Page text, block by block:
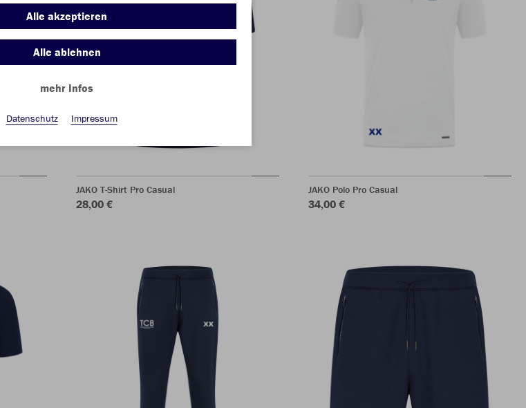
JAKO T-Shirt Pro Casual
28,00 €
JAKO Polo Pro Casual
34,00 €
Alle akzeptieren
Alle ablehnen
mehr Infos
Datenschutz Impressum